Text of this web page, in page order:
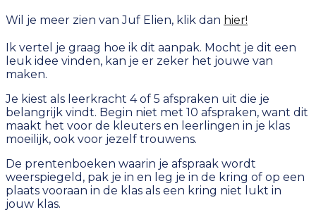
Wil je meer zien van Juf Elien, klik dan hier!
Ik vertel je graag hoe ik dit aanpak. Mocht je dit een
leuk idee vinden, kan je er zeker het jouwe van
maken.
Je kiest als leerkracht 4 of 5 afspraken uit die je
belangrijk vindt. Begin niet met 10 afspraken, want dit
maakt het voor de kleuters en leerlingen in je klas
moeilijk, ook voor jezelf trouwens.
De prentenboeken waarin je afspraak wordt
weerspiegeld, pak je in en leg je in de kring of op een
plaats vooraan in de klas als een kring niet lukt in
jouw klas.